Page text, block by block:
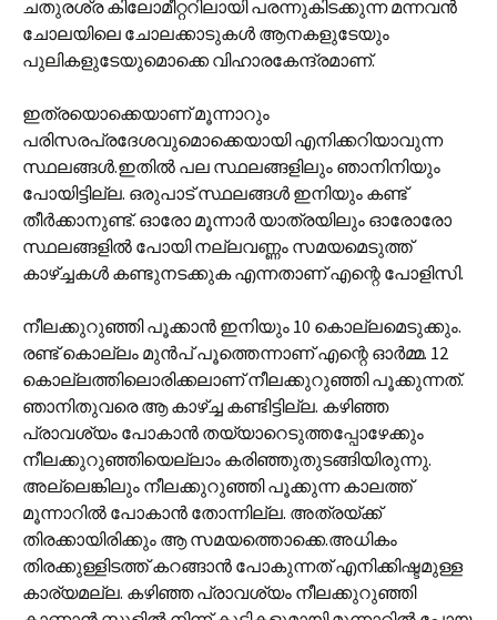
ചതുരശ്ര കിലോമീറ്ററിലായി പരന്നുകിടക്കുന്ന മന്നവന്‍
ചോലയിലെ ചോലക്കാടുകള്‍ ആനകളുടേയും
പുലികളുടേയുമൊക്കെ വിഹാരകേന്ദ്രമാണ്.
ഇത്രയൊക്കെയാണ് മൂന്നാറും
പരിസരപ്രദേശവുമൊക്കെയായി എനിക്കറിയാവുന്ന
സ്ഥലങ്ങള്‍.ഇതില്‍ പല സ്ഥലങ്ങളിലും ഞാനിനിയും
പോയിട്ടില്ല. ഒരുപാട് സ്ഥലങ്ങള്‍ ഇനിയും കണ്ട്
തീര്‍ക്കാനുണ്ട്. ഓരോ മൂന്നാര്‍ യാത്രയിലും ഓരോരോ
സ്ഥലങ്ങളില്‍ പോയി നല്ലവണ്ണം സമയമെടുത്ത്
കാഴ്ച്ചകള്‍ കണ്ടുനടക്കുക എന്നതാണ് എന്റെ പോളിസി.
നീലക്കുറുഞ്ഞി പൂക്കാന്‍ ഇനിയും 10 കൊല്ലമെടുക്കും.
രണ്ട് കൊല്ലം മുന്‍പ് പൂത്തെന്നാണ് എന്റെ ഓര്‍മ്മ. 12
കൊല്ലത്തിലൊരിക്കലാണ് നീലക്കുറുഞ്ഞി പൂക്കുന്നത്.
ഞാനിതുവരെ ആ കാഴ്ച്ച കണ്ടിട്ടില്ല. കഴിഞ്ഞ
പ്രാവശ്യം പോകാന്‍ തയ്യാറെടുത്തപ്പോഴേക്കും
നീലക്കുറുഞ്ഞിയെല്ലാം കരിഞ്ഞുതുടങ്ങിയിരുന്നു.
അല്ലെങ്കിലും നീലക്കുറുഞ്ഞി പൂക്കുന്ന കാലത്ത്
മൂന്നാറില്‍ പോകാന്‍ തോന്നില്ല. അത്രയ്ക്ക്
തിരക്കായിരിക്കും ആ സമയത്തൊക്കെ.അധികം
തിരക്കുള്ളിടത്ത് കറങ്ങാന്‍ പോകുന്നത് എനിക്കിഷ്ടമുള്ള
കാര്യമല്ല. കഴിഞ്ഞ പ്രാവശ്യം നീലക്കുറുഞ്ഞി